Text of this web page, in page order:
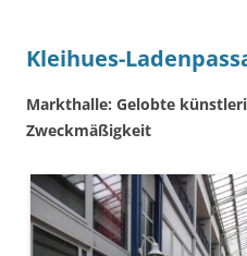
Kleihues-
Markthalle: Gelobte
Zweckmäßigkeit